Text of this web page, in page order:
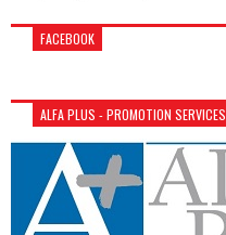
FACEBOOK
ALFA PLUS - PROMOTION SERVICES